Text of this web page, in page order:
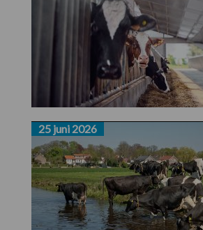
25 juni 2026